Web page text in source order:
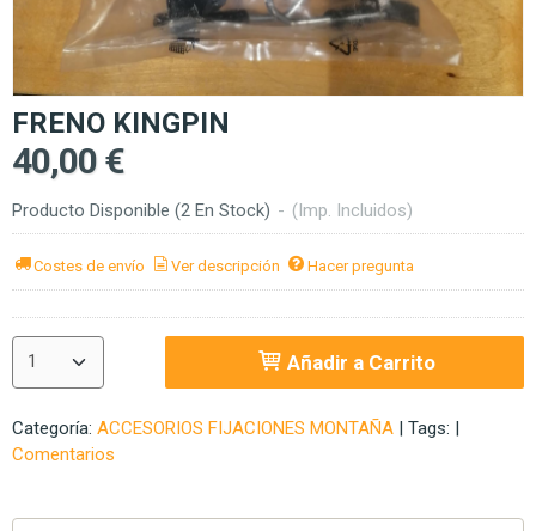
FRENO KINGPIN
40,00 €
Producto Disponible (2 En Stock) - (Imp. Incluidos)
Costes de envío Ver descripción Hacer pregunta
Añadir a Carrito
Categoría: ACCESORIOS FIJACIONES MONTAÑA | Tags: |
Comentarios